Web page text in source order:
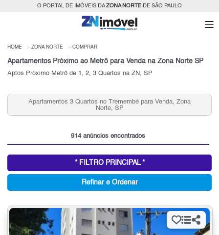
O PORTAL DE IMÓVEIS DAZONA NORTEDE SÃO PAULO
HOME ZONA NORTE COMPRAR
Apartamentos Próximo ao Metrô para Venda na Zona Norte SP
Aptos Próximo Metrô de 1, 2, 3 Quartos na ZN, SP
Apartamentos 3 Quartos no Tremembé para Venda, Zona
Norte, SP
914 anúncios encontrados
* FILTRO PRINCIPAL *
Refinar e Ordenar